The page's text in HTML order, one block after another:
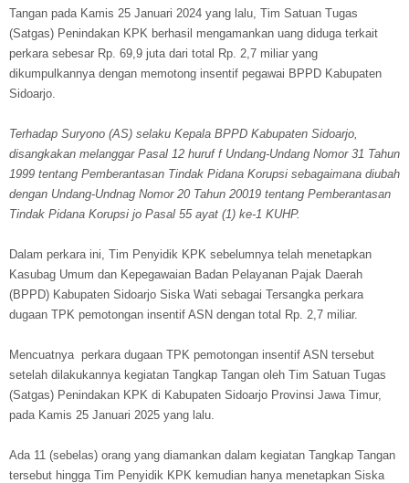
Tangan pada Kamis 25 Januari 2024 yang lalu, Tim Satuan Tugas
(Satgas) Penindakan KPK berhasil mengamankan uang diduga terkait
perkara sebesar Rp. 69,9 juta dari total Rp. 2,7 miliar yang
dikumpulkannya dengan memotong insentif pegawai BPPD Kabupaten
Sidoarjo.
Terhadap Suryono (AS) selaku Kepala BPPD Kabupaten Sidoarjo,
disangkakan melanggar Pasal 12 huruf f Undang-Undang Nomor 31 Tahun
1999 tentang Pemberantasan Tindak Pidana Korupsi sebagaimana diubah
dengan Undang-Undnag Nomor 20 Tahun 20019 tentang Pemberantasan
Tindak Pidana Korupsi jo Pasal 55 ayat (1) ke-1 KUHP.
Dalam perkara ini, Tim Penyidik KPK sebelumnya telah menetapkan
Kasubag Umum dan Kepegawaian Badan Pelayanan Pajak Daerah
(BPPD) Kabupaten Sidoarjo Siska Wati sebagai Tersangka perkara
dugaan TPK pemotongan insentif ASN dengan total Rp. 2,7 miliar.
Mencuatnya perkara dugaan TPK pemotongan insentif ASN tersebut
setelah dilakukannya kegiatan Tangkap Tangan oleh Tim Satuan Tugas
(Satgas) Penindakan KPK di Kabupaten Sidoarjo Provinsi Jawa Timur,
pada Kamis 25 Januari 2025 yang lalu.
Ada 11 (sebelas) orang yang diamankan dalam kegiatan Tangkap Tangan
tersebut hingga Tim Penyidik KPK kemudian hanya menetapkan Siska